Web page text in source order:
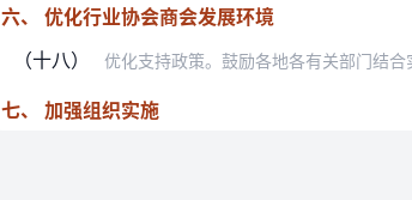
六、 优化行业协会商会发展环境
（十八）
优化支持政策。鼓励各地各有关部门结合实际制定
七、 加强组织实施